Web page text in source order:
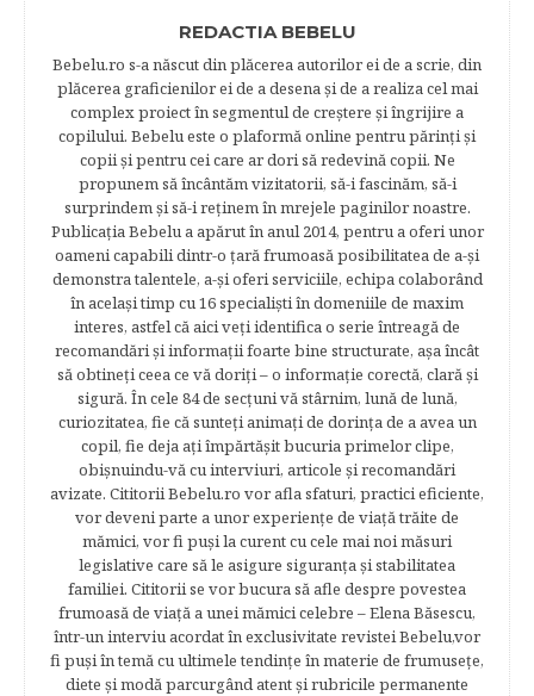
REDACTIA BEBELU
Bebelu.ro s-a născut din plăcerea autorilor ei de a scrie, din
plăcerea graficienilor ei de a desena şi de a realiza cel mai
complex proiect în segmentul de creştere şi îngrijire a
copilului. Bebelu este o plaformă online pentru părinţi şi
copii şi pentru cei care ar dori să redevină copii. Ne
propunem să încântăm vizitatorii, să-i fascinăm, să-i
surprindem şi să-i reţinem în mrejele paginilor noastre.​
Publicația Bebelu a apărut în anul 2014, pentru a oferi unor
oameni capabili dintr-o ţară frumoasă posibilitatea de a-şi
demonstra talentele, a-şi oferi serviciile, echipa colaborând
în acelaşi timp cu 16 specialişti în domeniile de maxim
interes, astfel că aici veţi identifica o serie întreagă de
recomandări şi informaţii foarte bine structurate, aşa încât
să obtineţi ceea ce vă doriţi – o informaţie corectă, clară şi
sigură. În cele 84 de secțuni vă stârnim, lună de lună,
curiozitatea, fie că sunteţi animaţi de dorinţa de a avea un
copil, fie deja aţi împărtăşit bucuria primelor clipe,
obişnuindu-vă cu interviuri, articole şi recomandări
avizate. Cititorii Bebelu.ro vor afla sfaturi, practici eficiente,
vor deveni parte a unor experienţe de viaţă trăite de
mămici, vor fi puşi la curent cu cele mai noi măsuri
legislative care să le asigure siguranţa şi stabilitatea
familiei. Cititorii se vor bucura să afle despre povestea
frumoasă de viață a unei mămici celebre – Elena Băsescu,
într-un interviu acordat în exclusivitate revistei Bebelu,vor
fi puşi în temă cu ultimele tendinţe în materie de frumuseţe,
diete şi modă parcurgând atent şi rubricile permanente